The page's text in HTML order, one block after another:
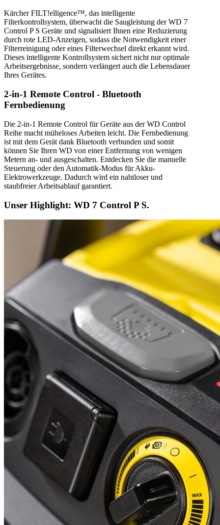
Kärcher FILT!elligence™, das intelligente
Filterkontrollsystem, überwacht die Saugleistung der WD 7
Control P S Geräte und signalisiert Ihnen eine Reduzierung
durch rote LED-Anzeigen, sodass die Notwendigkeit einer
Filterreinigung oder eines Filterwechsel direkt erkannt wird.
Dieses intelligente Kontrollsystem sichert nicht nur optimale
Arbeitsergebnisse, sondern verlängert auch die Lebensdauer
Ihres Gerätes.
2-in-1 Remote Control - Bluetooth
Fernbedienung
Die 2-in-1 Remote Control für Geräte aus der WD Control
Reihe macht müheloses Arbeiten leicht. Die Fernbedienung
ist mit dem Gerät dank Bluetooth verbunden und somit
können Sie Ihren WD von einer Entfernung von wenigen
Metern an- und ausgeschalten. Entdecken Sie die manuelle
Steuerung oder den Automatik-Modus für Akku-
Elektrowerkzeuge. Dadurch wird ein nahtloser und
staubfreier Arbeitsablauf garantiert.
Unser Highlight: WD 7 Control P S.